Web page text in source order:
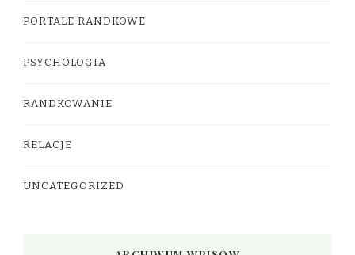
PORTALE RANDKOWE
PSYCHOLOGIA
RANDKOWANIE
RELACJE
UNCATEGORIZED